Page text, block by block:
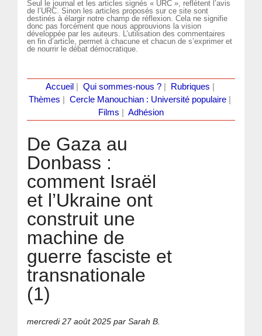
Seul le journal et les articles signés « URC », reflètent l’avis
de l’URC. Sinon les articles proposés sur ce site sont
destinés à élargir notre champ de réflexion. Cela ne signifie
donc pas forcément que nous approuvions la vision
développée par les auteurs. L’utilisation des commentaires
en fin d’article, permet à chacune et chacun de s’exprimer et
de nourrir le débat démocratique.
Accueil Qui sommes-nous ?| Rubriques
Thèmes
Cercle Manouchian : Université populaire
Films
Adhésion
De Gaza au
Donbass :
comment Israël
et l’Ukraine ont
construit une
machine de
guerre fasciste et
transnationale
(1)
mercredi 27 août 2025 par Sarah B.